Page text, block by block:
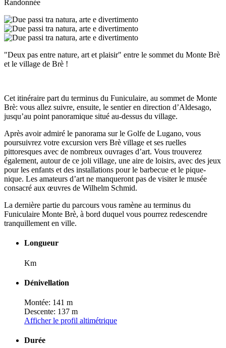
Randonnée
"Deux pas entre nature, art et plaisir" entre le sommet du Monte Brè
et le village de Brè !
Cet itinéraire part du terminus du Funiculaire, au sommet de Monte
Brè: vous allez suivre, ensuite, le sentier en direction d’Aldesago,
jusqu’au point panoramique situé au-dessus du village.
Après avoir admiré le panorama sur le Golfe de Lugano, vous
poursuivrez votre excursion vers Brè village et ses ruelles
pittoresques avec de nombreux ouvrages d’art. Vous trouverez
également, autour de ce joli village, une aire de loisirs, avec des jeux
pour les enfants et des installations pour le barbecue et le pique-
nique. Les amateurs d’art ne manqueront pas de visiter le musée
consacré aux œuvres de Wilhelm Schmid.
La dernière partie du parcours vous ramène au terminus du
Funiculaire Monte Brè, à bord duquel vous pourrez redescendre
tranquillement en ville.
Longueur
Km
Dénivellation
Montée: 141 m
Descente: 137 m
Afficher le profil altimétrique
Durée